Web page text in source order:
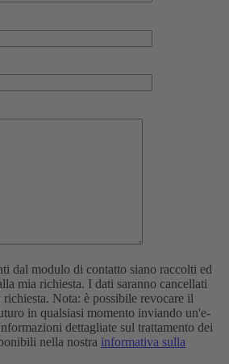
dal modulo di contatto siano raccolti ed
mia richiesta. I dati saranno cancellati
Nota: è possibile revocare il
in qualsiasi momento inviando un'e-
dettagliate sul trattamento dei
nella nostra informativa sulla